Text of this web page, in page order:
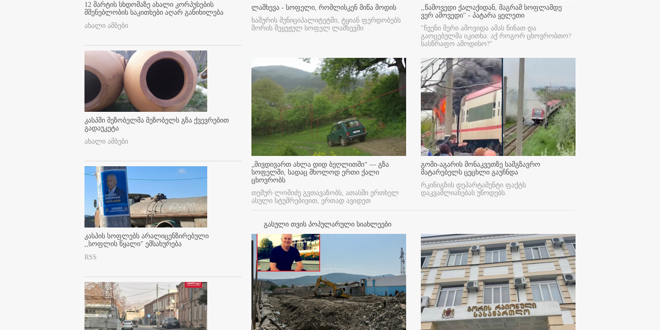
12 მარტის სხდომაზე ახალი კორპუსების
მშენებლობის საკითხები აღარ განიხილება
ახალი ამბები
კასპში მეზობელმა მეზობელს გზა ქვევრებით
გადაუკეტა
ახალი ამბები
კასპის სოფლებს არალიცენზირებული
,,სოფლის წყალი" ემსახურება
RSS
ლაშხევა - სოფელი, რომლისკენ მიწა მოდის
ხაშურის მუნიციპალიტეტში, ტყიან ფერდობებს
შორის შეყუჟულ სოფელ ლაშხევში
,,წამოვედი ქალაქიდან, მაგრამ სოფლამდე
ვერ ამოვედი'' - პატარა ყელეთი
"ჩვენი მერი ამოვიდა ამას წინათ და
გაოცებულმა იკითხა: აქ როგორ ცხოვრობთო?
სასწრაფო ამოდისო?"
„მივდივართ ახლა დიდ ბეღლითში“ — გზა
სოფელში, სადაც მხოლოდ ერთი ქალი
ცხოვრობს
თემურ ლომიძე გვთავაზობს, ათასში ერთხელ
ასული სტუმრებივით, ერთად ავიდეთ
გომი-აგარის მონაკვეთზე სამგზავრო
მატარებელს ცეცხლი გაუჩნდა
რკინიგზის დეპარტამენტი ფაქტს
დაკვამლიანებას უწოდებს.
გასული თვის პოპულარული სიახლეები